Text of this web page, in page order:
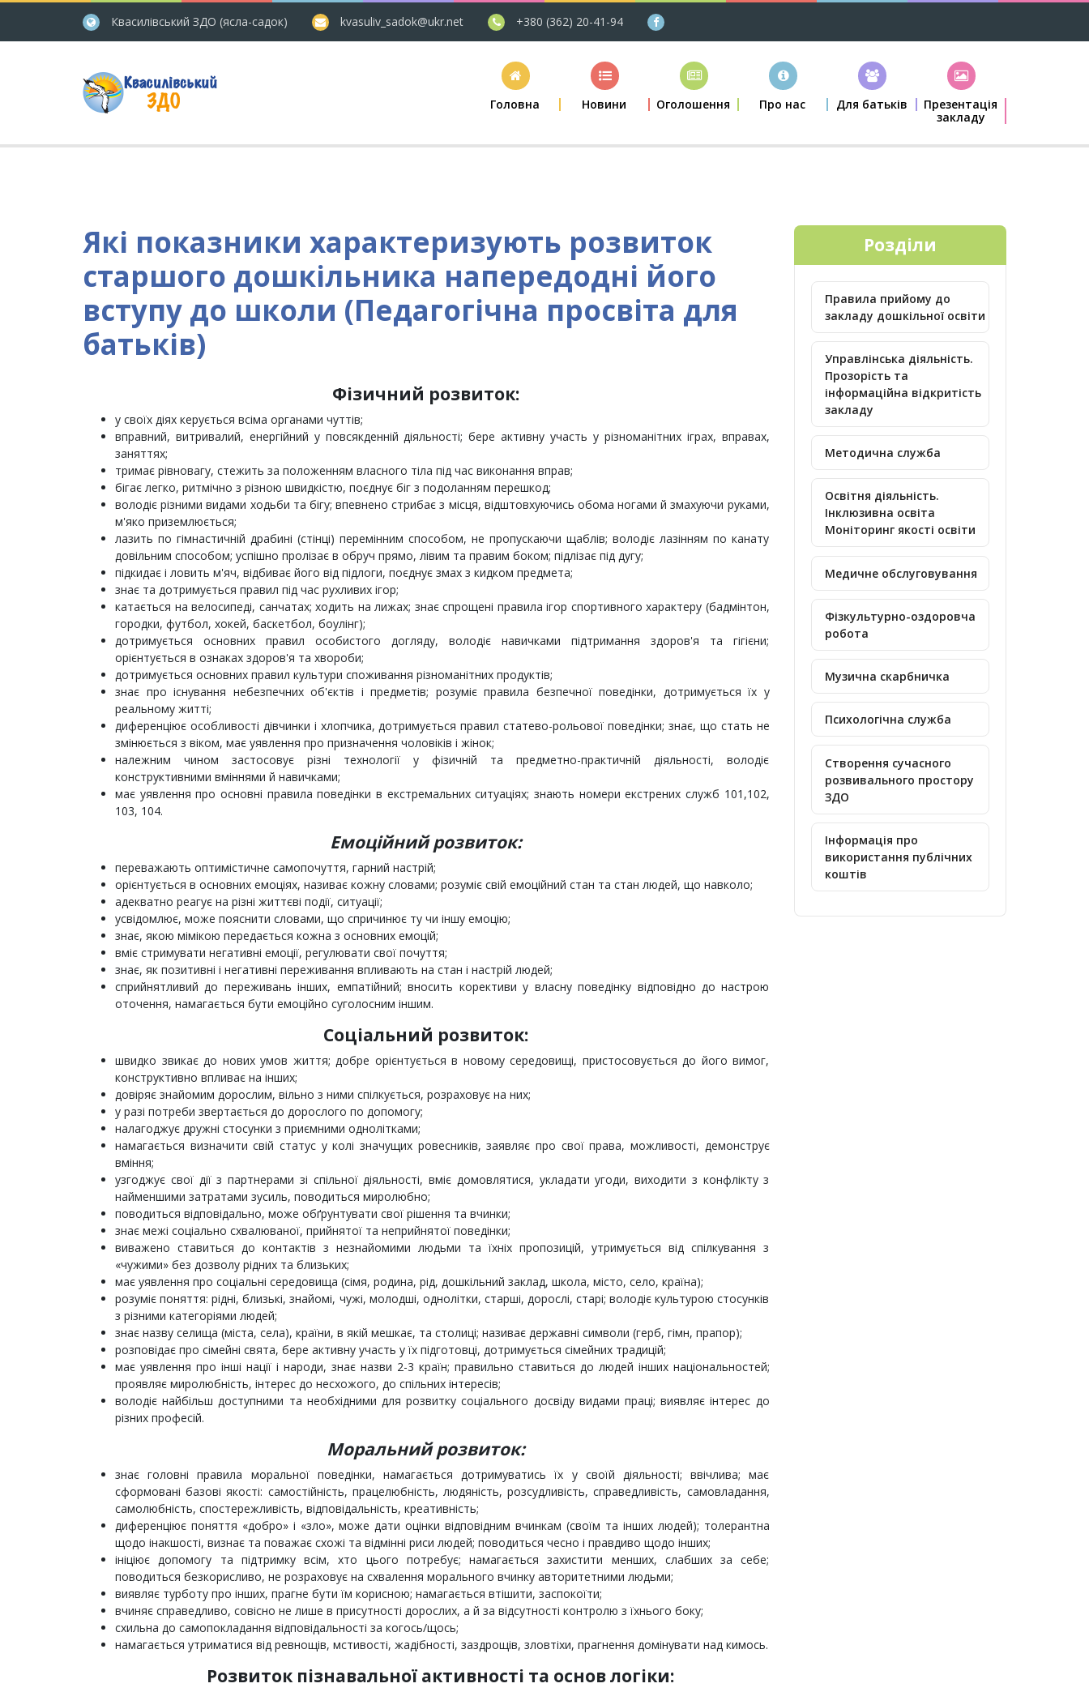
Квасилівський ЗДО (ясла-садок) kvasuliv_sadok@ukr.net +380 (362) 20-41-94
Головна Новини Оголошення Про нас Для батьків
Презентація
закладу
Які показники характеризують розвиток
старшого дошкільника напередодні його
вступу до школи (Педагогічна просвіта для
батьків)
Фізичний розвиток:
у своїх діях керується всіма органами чуттів;
вправний, витривалий, енергійний у повсякденній діяльності; бере активну участь у різноманітних іграх, вправах,
заняттях;
тримає рівновагу, стежить за положенням власного тіла під час виконання вправ;
бігає легко, ритмічно з різною швидкістю, поєднує біг з подоланням перешкод;
володіє різними видами ходьби та бігу; впевнено стрибає з місця, відштовхуючись обома ногами й змахуючи руками,
м'яко приземлюється;
лазить по гімнастичній драбині (стінці) перемінним способом, не пропускаючи щаблів; володіє лазінням по канату
довільним способом; успішно пролізає в обруч прямо, лівим та правим боком; підлізає під дугу;
підкидає і ловить м'яч, відбиває його від підлоги, поєднує змах з кидком предмета;
знає та дотримується правил під час рухливих ігор;
катається на велосипеді, санчатах; ходить на лижах; знає спрощені правила ігор спортивного характеру (бадмінтон,
городки, футбол, хокей, баскетбол, боулінг);
дотримується основних правил особистого догляду, володіє навичками підтримання здоров'я та гігієни;
орієнтується в ознаках здоров'я та хвороби;
дотримується основних правил культури споживання різноманітних продуктів;
знає про існування небезпечних об'єктів і предметів; розуміє правила безпечної поведінки, дотримується їх у
реальному житті;
диференціює особливості дівчинки і хлопчика, дотримується правил статево-рольової поведінки; знає, що стать не
змінюється з віком, має уявлення про призначення чоловіків і жінок;
належним чином застосовує різні технології у фізичній та предметно-практичній діяльності, володіє
конструктивними вміннями й навичками;
має уявлення про основні правила поведінки в екстремальних ситуаціях; знають номери екстрених служб 101,102,
103, 104.
Емоційний розвиток:
переважають оптимістичне самопочуття, гарний настрій;
орієнтується в основних емоціях, називає кожну словами; розуміє свій емоційний стан та стан людей, що навколо;
адекватно реагує на різні життєві події, ситуації;
усвідомлює, може пояснити словами, що спричинює ту чи іншу емоцію;
знає, якою мімікою передається кожна з основних емоцій;
вміє стримувати негативні емоції, регулювати свої почуття;
знає, як позитивні і негативні переживання впливають на стан і настрій людей;
сприйнятливий до переживань інших, емпатійний; вно­сить корективи у власну поведінку відповідно до настрою
оточення, намагається бути емоційно суголосним іншим.
Соціальний розвиток:
швидко звикає до нових умов життя; добре орієнтується в новому середовищі, пристосовується до його вимог,
конструктивно впливає на інших;
довіряє знайомим дорослим, вільно з ними спілкується, розраховує на них;
у разі потреби звертається до дорослого по допомогу;
налагоджує дружні стосунки з приємними однолітками;
намагається визначити свій статус у колі значущих ровесників, заявляє про свої права, можливості, демонструє
вміння;
узгоджує свої дії з партнерами зі спільної діяльності, вміє домовлятися, укладати угоди, виходити з конфлікту з
найменшими затратами зусиль, поводиться миролюбно;
поводиться відповідально, може обґрунтувати свої рішення та вчинки;
знає межі соціально схвалюваної, прийнятої та неприйнятої поведінки;
виважено ставиться до контактів з незнайомими людьми та їхніх пропозицій, утримується від спілкування з
«чужими» без дозволу рідних та близьких;
має уявлення про соціальні середовища (сімя, родина, рід, дошкільний заклад, школа, місто, село, країна);
розуміє поняття: рідні, близькі, знайомі, чужі, молодші, однолітки, старші, дорослі, старі; володіє культурою стосунків
з різними категоріями людей;
знає назву селища (міста, села), країни, в якій мешкає, та столиці; називає державні символи (герб, гімн, прапор);
розповідає про сімейні свята, бере активну участь у їх підготовці, дотримується сімейних традицій;
має уявлення про інші нації і народи, знає назви 2-3 країн; правильно ставиться до людей інших національностей;
проявляє миролюбність, інтерес до несхожого, до спільних інтересів;
володіє найбільш доступними та необхідними для розвитку соціального досвіду видами праці; виявляє інтерес до
різних професій.
Моральний розвиток:
знає головні правила моральної поведінки, намагається дотримуватись їх у своїй діяльності; ввічлива; має
сформовані базові якості: самостійність, працелюбність, людяність, розсудливість, справедливість, самовладання,
самолюбність, спостережливість, відповідальність, креативність;
диференціює поняття «добро» і «зло», може дати оцінки відповідним вчинкам (своїм та інших людей); толерантна
щодо інакшості, визнає та поважає схожі та відмінні риси людей; поводиться чесно і правдиво щодо інших;
ініціює допомогу та підтримку всім, хто цього потребує; намагається захистити менших, слабших за себе;
поводиться безкорисливо, не розраховує на схвалення морального вчинку авторитетними людьми;
виявляє турботу про інших, прагне бути їм корисною; намагається втішити, заспокоїти;
вчиняє справедливо, совісно не лише в присутності дорослих, а й за відсутності контролю з їхнього боку;
схильна до самопокладання відповідальності за когось/щось;
намагається утриматися від ревнощів, мстивості, жадібності, заздрощів, зловтіхи, прагнення домінувати над кимось.
Розвиток пізнавальної активності та основ логіки:
Розділи
Правила прийому до
закладу дошкільної освіти
Управлінська діяльність.
Прозорість та
інформаційна відкритість
закладу
Методична служба
Освітня діяльність.
Інклюзивна освіта
Моніторинг якості освіти
Медичне обслуговування
Фізкультурно-оздоровча
робота
Музична скарбничка
Психологічна служба
Створення сучасного
розвивального простору
ЗДО
Інформація про
використання публічних
коштів